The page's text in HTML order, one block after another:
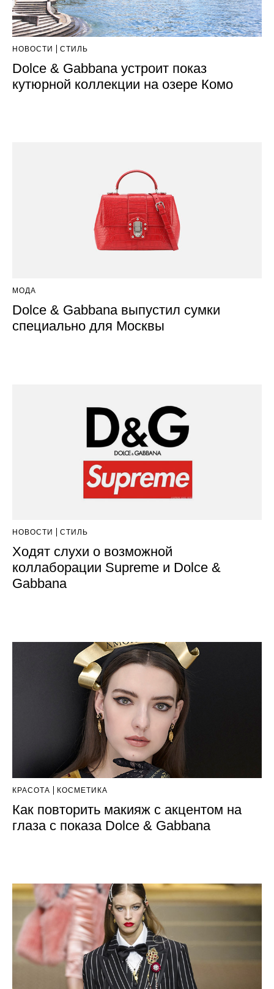
НОВОСТИ СТИЛЬ
Dolce & Gabbana устроит показ
кутюрной коллекции на озере Комо
МОДА
Dolce & Gabbana выпустил сумки
специально для Москвы
НОВОСТИ СТИЛЬ
Ходят слухи о возможной
коллаборации Supreme и Dolce &
Gabbana
КРАСОТА КОСМЕТИКА
Как повторить макияж с акцентом на
глаза с показа Dolce & Gabbana